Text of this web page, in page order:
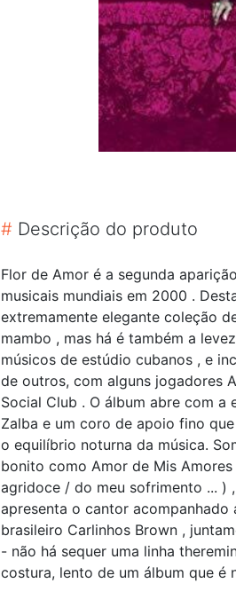
# Descrição do produto
Flor de Amor é a segunda
musicais mundiais em 2000 .
extremamente elegante coleção
mambo , mas há é também a
músicos de estúdio cubanos , e
de outros, com alguns jogadores
Social Club . O álbum abre com
Zalba e um coro de apoio fino
o equilíbrio noturna da música.
bonito como Amor de Mis
agridoce / do meu sofrimento ... )
apresenta o cantor
brasileiro Carlinhos Brown ,
- não há sequer uma linha
costura, lento de um álbum que é